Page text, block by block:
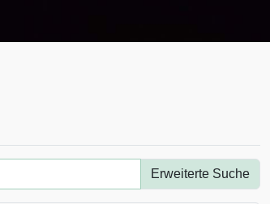
Erweiterte Suche